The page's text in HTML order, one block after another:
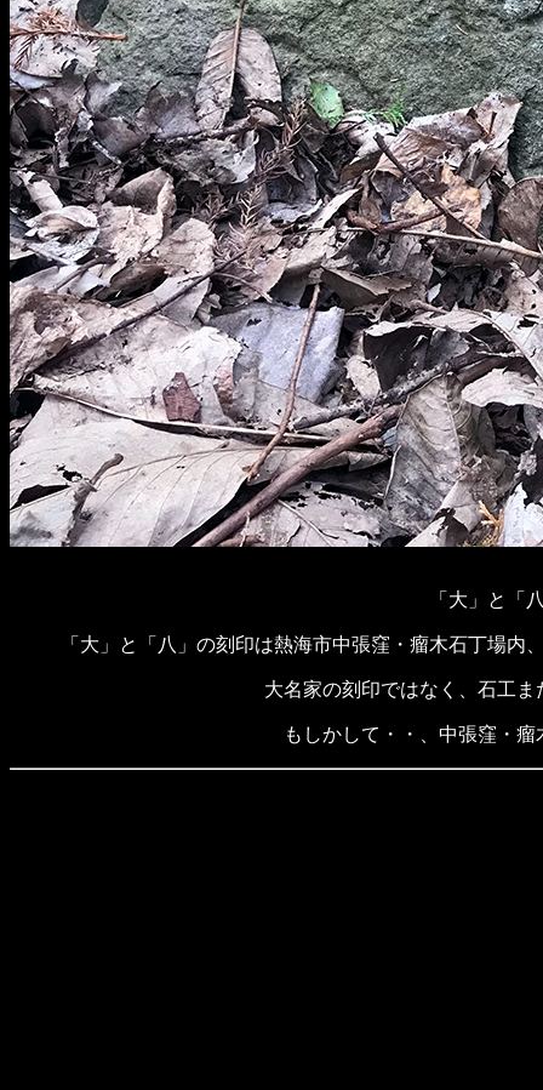
「大」と「
「大」と「八」の刻印は熱海市中張窪・瘤木石丁場
大名家の刻印ではなく、石工
もしかして・・、中張窪・